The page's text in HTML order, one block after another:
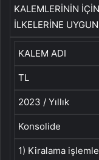
KALEMLERİNİN
İLKELERİNE
KALEM ADI
TL
2023 / Yıllık
Konsolide
1) Kiralama